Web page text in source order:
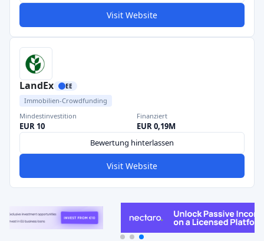
Visit Website
LandEx EE
Immobilien-Crowdfunding
Mindestinvestition
EUR 10
Finanziert
EUR 0,19M
Bewertung hinterlassen
Visit Website